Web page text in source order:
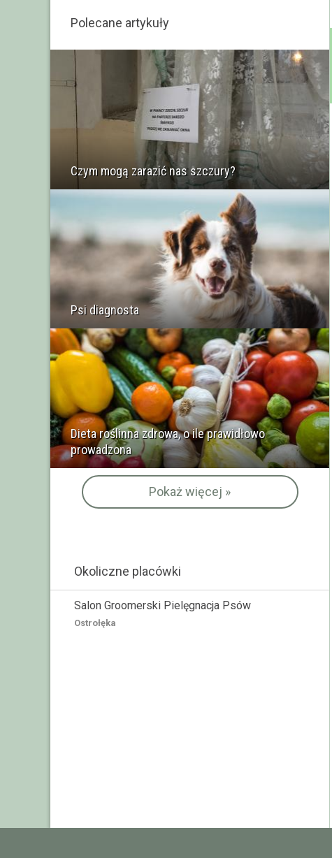
Polecane artykuły
Czym mogą zarazić nas szczury?
Psi diagnosta
Dieta roślinna zdrowa, o ile prawidłowo
prowadzona
Pokaż więcej »
Okoliczne placówki
Salon Groomerski Pielęgnacja Psów
Ostrołęka